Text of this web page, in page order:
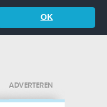
OK
ADVERTEREN